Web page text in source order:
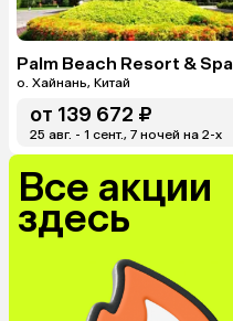
Palm Beach Resort & Spa
о. Хайнань, Китай
от 139 672 ₽
25 авг. - 1 сент., 7 ночей на 2-x
Все акции
здесь